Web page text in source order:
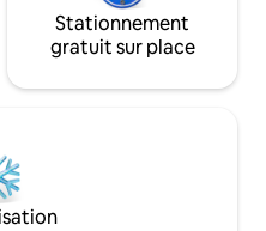
Stationnement
gratuit sur place